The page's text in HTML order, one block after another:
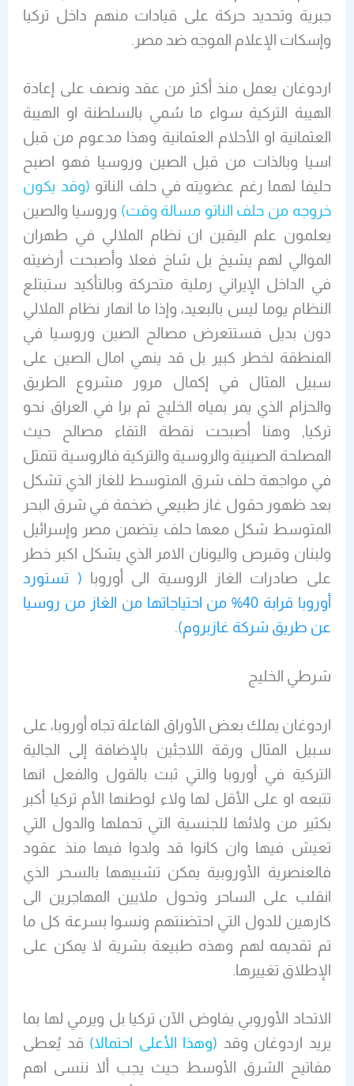
جبرية وتحديد حركة على قيادات منهم داخل تركيا
وإسكات الإعلام الموجه ضد مصر.
اردوغان يعمل منذ أكثر من عقد ونصف على إعادة
الهيبة التركية سواء ما سُمي بالسلطنة او الهيبة
العثمانية او الأحلام العثمانية وهذا مدعوم من قبل
اسيا وبالذات من قبل الصين وروسيا فهو اصبح
حليفا لهما رغم عضويته في حلف الناتو (وقد يكون
خروجه من حلف الناتو مسالة وقت) وروسيا والصين
يعلمون علم اليقين ان نظام الملالي في طهران
الموالي لهم يشيخ بل شاخ فعلا وأصبحت أرضيته
في الداخل الإيراني رملية متحركة وبالتأكيد ستبتلع
النظام يوما ليس بالبعيد، وإذا ما انهار نظام الملالي
دون بديل فستتعرض مصالح الصين وروسيا في
المنطقة لخطر كبير بل قد ينهي امال الصين على
سبيل المثال في إكمال مرور مشروع الطريق
والحزام الذي يمر بمياه الخليج ثم برا في العراق نحو
تركيا, وهنا أصبحت نقطة التقاء مصالح حيث
المصلحة الصينية والروسية والتركية فالروسية تتمثل
في مواجهة حلف شرق المتوسط للغاز الذي تشكل
بعد ظهور حقول غاز طبيعي ضخمة في شرق البحر
المتوسط شكل معها حلف يتضمن مصر وإسرائيل
ولبنان وقبرص واليونان الامر الذي يشكل اكبر خطر
على صادرات الغاز الروسية الى أوروبا ( تستورد
أوروبا قرابة 40% من احتياجاتها من الغاز من روسيا
عن طريق شركة غازبروم).
شرطي الخليج
اردوغان يملك بعض الأوراق الفاعلة تجاه أوروبا، على
سبيل المثال ورقة اللاجئين بالإضافة إلى الجالية
التركية في أوروبا والتي ثبت بالقول والفعل انها
تتبعه او على الأقل لها ولاء لوطنها الأم تركيا أكبر
بكثير من ولائها للجنسية التي تحملها والدول التي
تعيش فيها وان كانوا قد ولدوا فيها منذ عقود
فالعنصرية الأوروبية يمكن تشبيهها بالسحر الذي
انقلب على الساحر وتحول ملايين المهاجرين الى
كارهين للدول التي احتضنتهم ونسوا بسرعة كل ما
تم تقديمه لهم وهذه طبيعة بشرية لا يمكن على
الإطلاق تغييرها.
الاتحاد الأوروبي يفاوض الآن تركيا بل ويرمي لها بما
يريد اردوغان وقد (وهذا الأعلى احتمالا) قد يُعطى
مفاتيح الشرق الأوسط حيث يجب ألا ننسى اهم